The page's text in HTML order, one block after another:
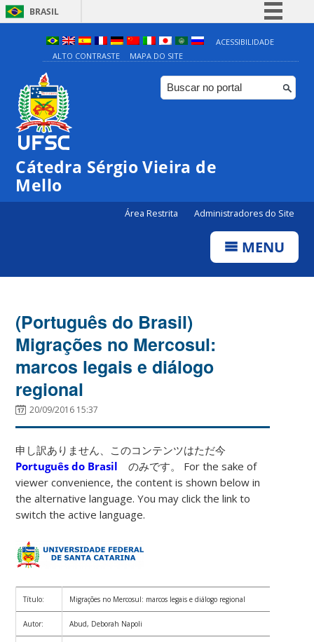
BRASIL
Simplifique!
Comunica BR
Participe
ACESSIBILIDADE
ALTO CONTRASTE
MAPA DO SITE
Cátedra Sérgio Vieira de
Mello
Área Restrita Administradores do Site
MENU
(Português do Brasil)
Migrações no Mercosul:
marcos legais e diálogo
regional
20/09/2016 15:37
申し訳ありません、このコンテンツはただ今
Português do Brasil のみです。 For the sake of
viewer convenience, the content is shown below in
the alternative language. You may click the link to
switch the active language.
Título: Migrações no Mercosul: marcos legais e diálogo regional
Autor: Abud, Deborah Napoli